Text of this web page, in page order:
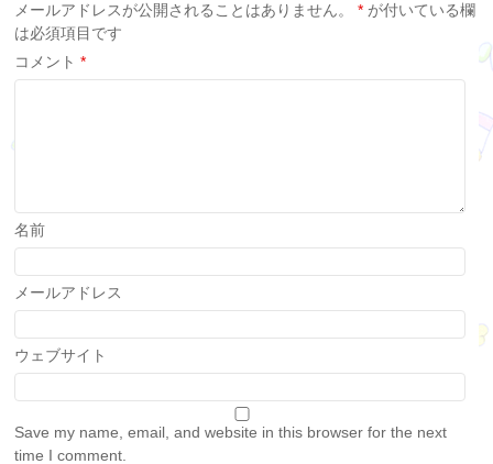
メールアドレスが公開されることはありません。 * が付いている欄
は必須項目です
コメント*
名前
メールアドレス
ウェブサイト
Save my name, email, and website in this browser for the next
time I comment.